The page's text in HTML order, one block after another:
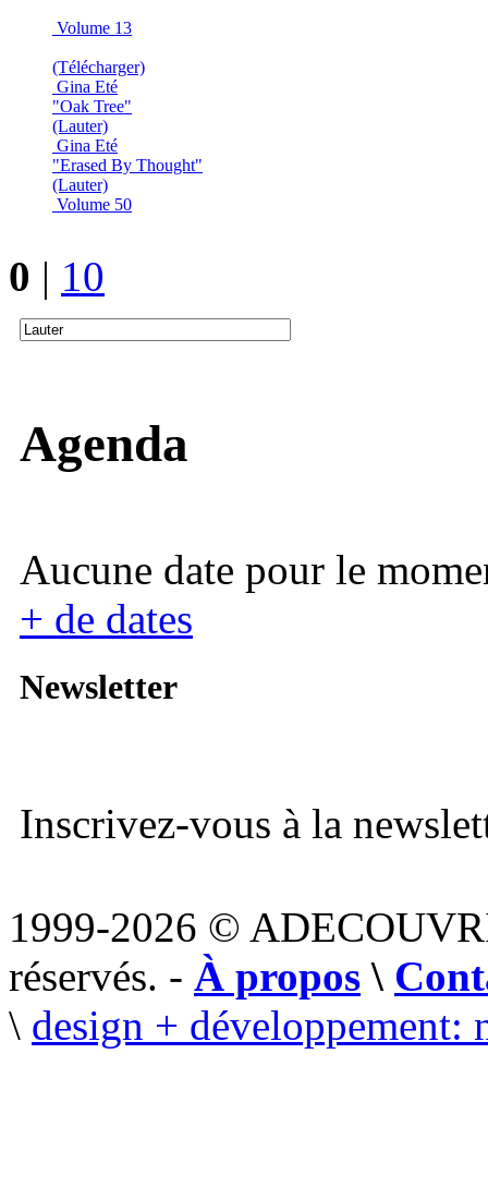
Volume 13
(Télécharger)
Gina Eté
"Oak Tree"
(Lauter)
Gina Eté
"Erased By Thought"
(Lauter)
Volume 50
0 | 10
Agenda
Aucune date pour le
+ de dates
Newsletter
Inscrivez-vous à la
1999-2026 ©
réservés. - À propos \
\ design + développement: